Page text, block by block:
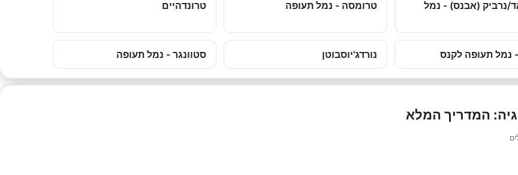
נרביק (אבנס) - נמל
טרומסה - נמל תעופה טרונדהיים
- נמל תעופה לקנס נורדג'יוסבוטן סטוונגר - נמל תעופה
המדריך המלא